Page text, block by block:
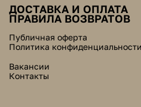
ДОСТАВКА И ОПЛАТА
ПРАВИЛА ВОЗВРАТОВ
Публичная оферта
Политика конфиденциальности
Вакансии
Контакты